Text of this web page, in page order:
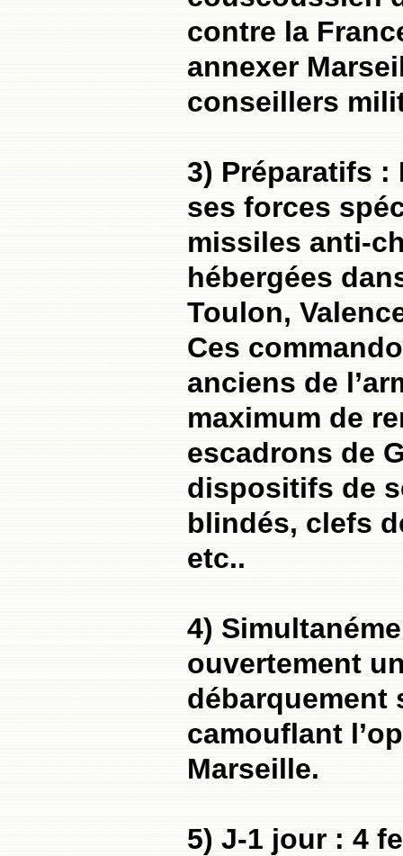
contre la
annexer
conseillers
3) Préparatifs
ses forces
missiles anti-
hébergées
Toulon,
Ces
anciens de
maximum de
escadrons de
dispositifs de
blindés, clefs
etc..
4)
ouvertement
débarquement
camouflant
Marseille.
5) J-1 jour : 4